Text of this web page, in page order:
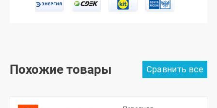
Похожие товары